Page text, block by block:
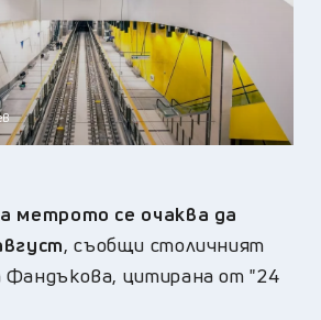
метрото се очаква да
, съобщи столичният
цитирана от "24